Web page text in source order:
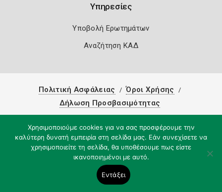
Υπηρεσίες
Υποβολή Ερωτημάτων
Αναζήτηση ΚΑΔ
Πολιτική Ασφάλειας
Όροι Χρήσης
Δήλωση Προσβασιμότητας
Χρησιμοποιούμε cookies για να σας προσφέρουμε την
καλύτερη δυνατή εμπειρία στη σελίδα μας. Εάν συνεχίσετε να
χρησιμοποιείτε τη σελίδα, θα υποθέσουμε πως είστε
ικανοποιημένοι με αυτό.
Εντάξει